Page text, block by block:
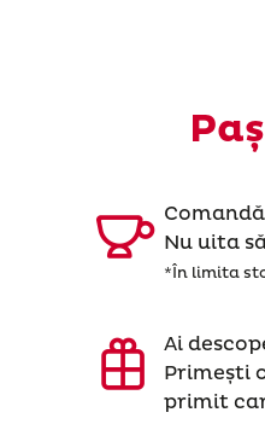
Nu uita
*În limita
Ai
Primești
primit